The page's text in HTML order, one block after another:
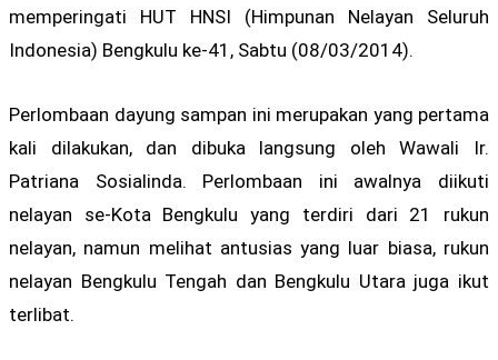
memperingati HUT HNSI (Himpunan Nelayan Seluruh
Indonesia) Bengkulu ke-41, Sabtu (08/03/2014).
Perlombaan dayung sampan ini merupakan yang pertama
kali dilakukan, dan dibuka langsung oleh Wawali Ir.
Patriana Sosialinda. Perlombaan ini awalnya diikuti
nelayan se-Kota Bengkulu yang terdiri dari 21 rukun
nelayan, namun melihat antusias yang luar biasa, rukun
nelayan Bengkulu Tengah dan Bengkulu Utara juga ikut
terlibat.